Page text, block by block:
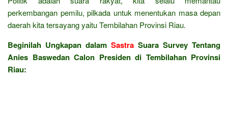
perkembangan pemilu, pilkada untuk menentukan masa depan
daerah kita tersayang yaitu Tembilahan Provinsi Riau.
Beginilah Ungkapan dalam Sastra Suara Survey Tentang
Anies Baswedan Calon Presiden di Tembilahan Provinsi
Riau: